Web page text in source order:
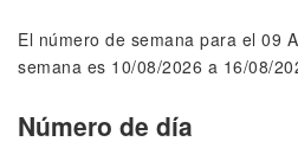
El número de semana para el 09
semana es 10/08/2026 a 16/08/
Número de día